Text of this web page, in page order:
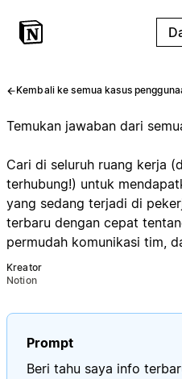
Kembali ke semua kasus
Temukan jawaban dari
Cari di seluruh ruang kerja
terhubung!) untuk
yang sedang terjadi di
terbaru dengan cepat
permudah komunikasi tim,
Kreator
Notion
Prompt
Beri tahu saya info